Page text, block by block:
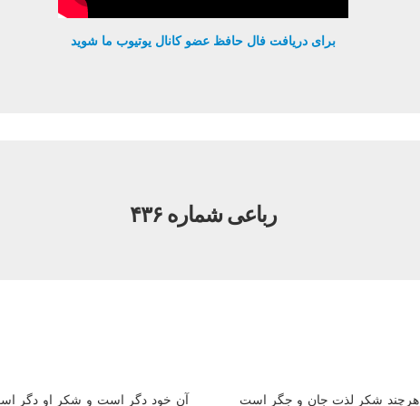
برای دریافت فال حافظ عضو کانال یوتیوب ما شوید
رباعی شماره ۴۳۶
هرچند شکر لذت جان و جگر است آن خود دگر است و شکر او دگر